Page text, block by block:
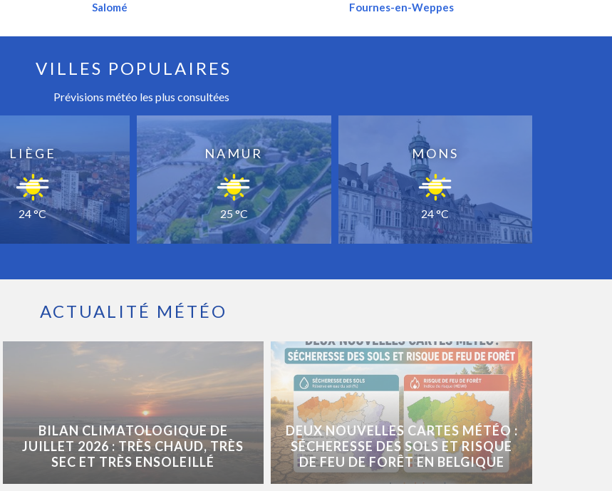
Salomé
Fournes-en-Weppes
VILLES POPULAIRES
Prévisions météo les plus consultées
LIÈGE
24 °C
NAMUR
25 °C
MONS
24 °C
ACTUALITÉ MÉTÉO
BILAN CLIMATOLOGIQUE DE
JUILLET 2026 : TRÈS CHAUD, TRÈS
SEC ET TRÈS ENSOLEILLÉ
DEUX NOUVELLES CARTES MÉTÉO :
SÉCHERESSE DES SOLS ET RISQUE
DE FEU DE FORÊT EN BELGIQUE